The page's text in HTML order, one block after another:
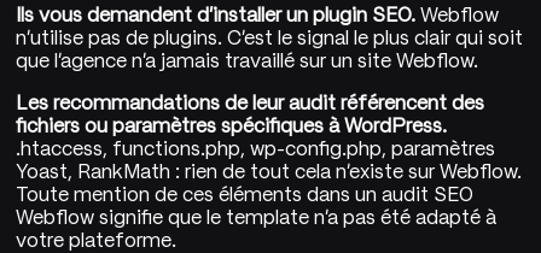
Ils vous demandent d'installer un plugin SEO. Webflow
n'utilise pas de plugins. C'est le signal le plus clair qui soit
que l'agence n'a jamais travaillé sur un site Webflow.
Les recommandations de leur audit référencent des
fichiers ou paramètres spécifiques à WordPress.
.htaccess, functions.php, wp-config.php, paramètres
Yoast, RankMath : rien de tout cela n'existe sur Webflow.
Toute mention de ces éléments dans un audit SEO
Webflow signifie que le template n'a pas été adapté à
votre plateforme.